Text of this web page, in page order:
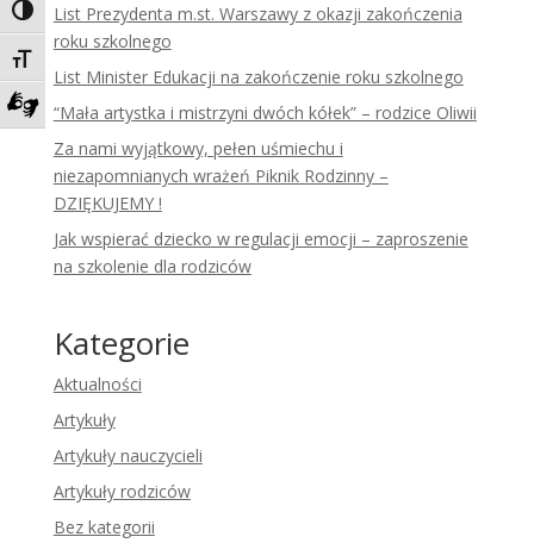
Toggle High Contrast
Toggle Font size
Zadzwoń do tłumacza języka migowego
List Prezydenta m.st. Warszawy z okazji zakończenia
roku szkolnego
List Minister Edukacji na zakończenie roku szkolnego
“Mała artystka i mistrzyni dwóch kółek” – rodzice Oliwii
Za nami wyjątkowy, pełen uśmiechu i
niezapomnianych wrażeń Piknik Rodzinny –
DZIĘKUJEMY !
Jak wspierać dziecko w regulacji emocji – zaproszenie
na szkolenie dla rodziców
Kategorie
Aktualności
Artykuły
Artykuły nauczycieli
Artykuły rodziców
Bez kategorii